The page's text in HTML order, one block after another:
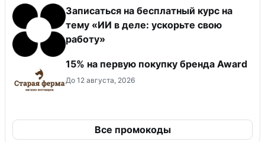
Записаться на бесплатный курс на
тему «ИИ в деле: ускорьте свою
работу»
15% на первую покупку бренда Award
До 12 августа, 2026
Все промокоды